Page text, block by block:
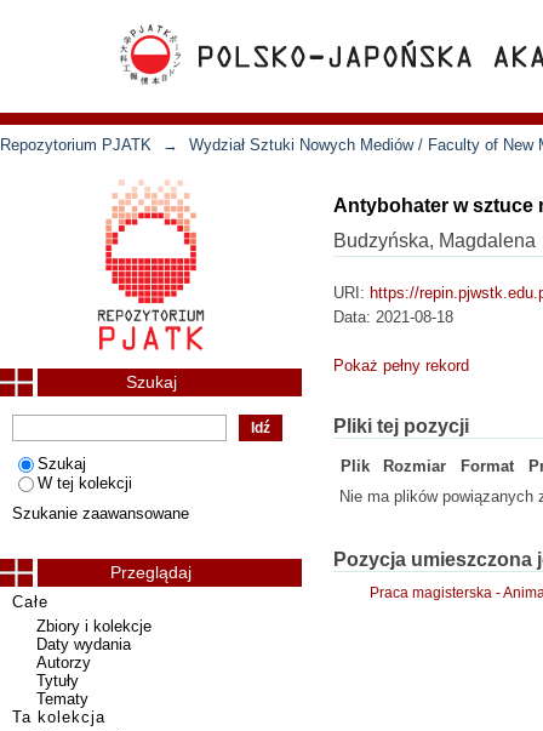
Repozytorium PJATK → Wydział Sztuki Nowych Mediów / Faculty of New
Antybohater w sztuce
Budzyńska, Magdalena
URI: https://
Data: 2021-08-18
Pokaż pełny rekord
Pliki tej pozycji
Plik Rozmiar Format
Nie ma plików powiązanych
Pozycja
Praca magisterska -
Szukaj
Szukaj
W tej kolekcji
Szukanie zaawansowane
Przeglądaj
Całe
Zbiory i kolekcje
Daty wydania
Autorzy
Tytuły
Tematy
Ta kolekcja